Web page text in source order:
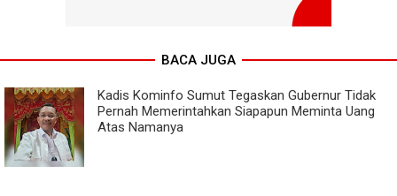
BACA JUGA
Kadis Kominfo Sumut Tegaskan Gubernur Tidak
Pernah Memerintahkan Siapapun Meminta Uang
Atas Namanya